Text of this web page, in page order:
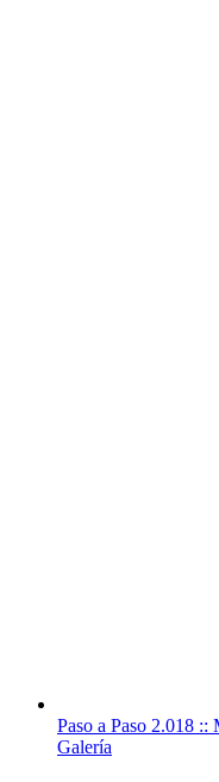
Paso a Paso 2.018 ::
Galería